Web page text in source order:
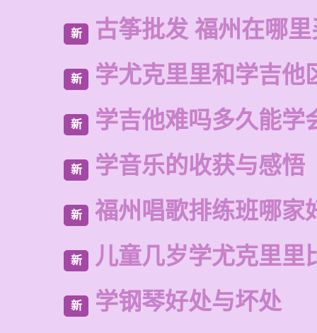
新 古筝批发 福州在哪
新 学尤克里里和学吉他
新 学吉他难吗多久能学
新 学音乐的收获与感悟
新 福州唱歌排练班哪家
新 儿童几岁学尤克里里
新 学钢琴好处与坏处